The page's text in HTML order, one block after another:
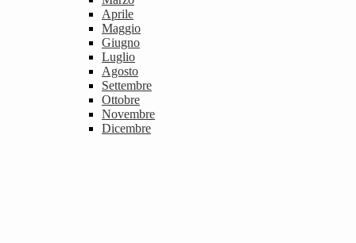
Aprile
Maggio
Giugno
Luglio
Agosto
Settembre
Ottobre
Novembre
Dicembre